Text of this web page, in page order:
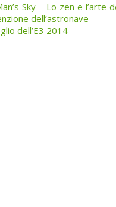
Sky – Lo zen e l’arte
dell’astronave
dell’E3 2014